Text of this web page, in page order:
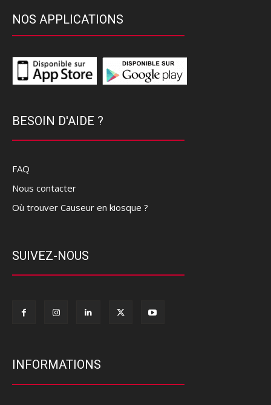
NOS APPLICATIONS
BESOIN D'AIDE ?
FAQ
Nous contacter
Où trouver Causeur en kiosque ?
SUIVEZ-NOUS
INFORMATIONS